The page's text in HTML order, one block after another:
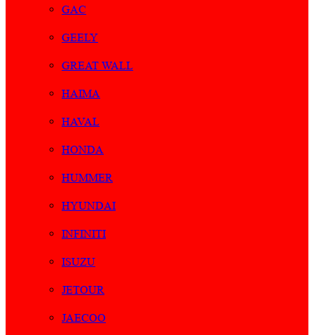
GAC
GEELY
GREAT WALL
HAIMA
HAVAL
HONDA
HUMMER
HYUNDAI
INFINITI
ISUZU
JETOUR
JAECOO